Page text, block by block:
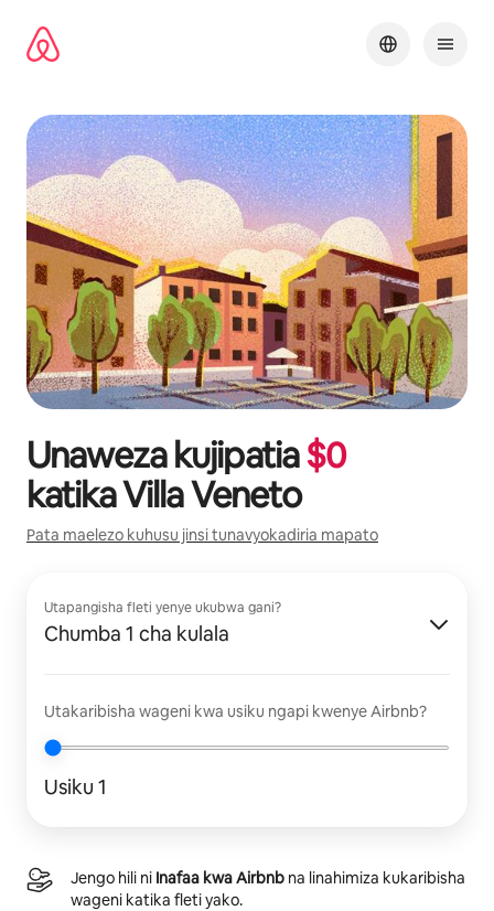
kwenda
kwenye
Unaweza kujipatia$0
katikaVilla Veneto
Pata maelezo kuhusu jinsi tunavyokadiria mapato
Utapangisha fleti yenye ukubwa gani?
Chumba 1 cha kulala
Utakaribisha wageni kwa usiku ngapi kwenye Airbnb?
Usiku 1
Jengo hili ni Inafaa kwa Airbnb na linahimiza kukaribisha
wageni katika fleti yako.